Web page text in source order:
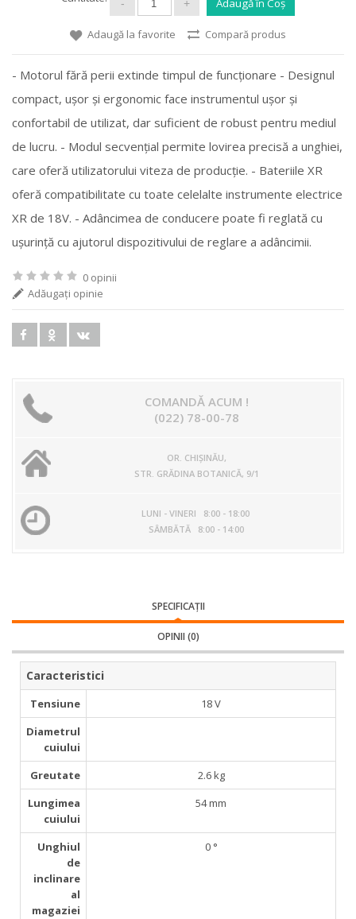
Adaugă la favorite Compară produs
- Motorul fără perii extinde timpul de funcționare - Designul
compact, ușor și ergonomic face instrumentul ușor și
confortabil de utilizat, dar suficient de robust pentru mediul
de lucru. - Modul secvențial permite lovirea precisă a unghiei,
care oferă utilizatorului viteza de producție. - Bateriile XR
oferă compatibilitate cu toate celelalte instrumente electrice
XR de 18V. - Adâncimea de conducere poate fi reglată cu
ușurință cu ajutorul dispozitivului de reglare a adâncimii.
0 opinii
Adăugaţi opinie
COMANDĂ ACUM !
(022) 78-00-78
OR. CHIŞINĂU,
STR. GRĂDINA BOTANICĂ, 9/1
LUNI - VINERI 8:00 - 18:00
SÂMBĂTĂ 8:00 - 14:00
SPECIFICAŢII
OPINII (0)
Caracteristici
­ Tensiune
18 V
Diametrul
cuiului
Greutate
2.6 kg
Lungimea
cuiului
54 mm
Unghiul
de
inclinare
al
magaziei
0 °